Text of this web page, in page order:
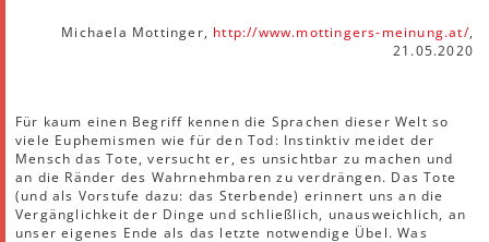
Michaela Mottinger, http://www.mottingers-meinung.at/,
21.05.2020
Für kaum einen Begriff kennen die Sprachen dieser Welt so
viele Euphemismen wie für den Tod: Instinktiv meidet der
Mensch das Tote, versucht er, es unsichtbar zu machen und
an die Ränder des Wahrnehmbaren zu verdrängen. Das Tote
(und als Vorstufe dazu: das Sterbende) erinnert uns an die
Vergänglichkeit der Dinge und schließlich, unausweichlich, an
unser eigenes Ende als das letzte notwendige Übel. Was